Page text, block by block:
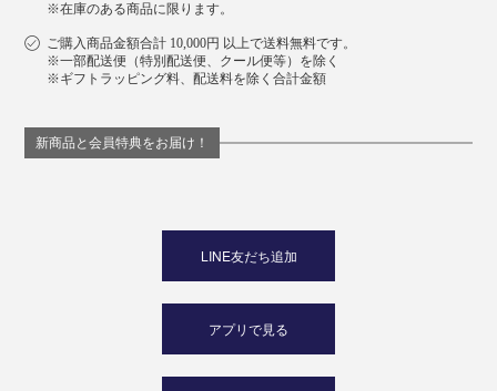
※在庫のある商品に限ります。
ご購入商品金額合計 10,000円 以上で送料無料です。
※一部配送便（特別配送便、クール便等）を除く
※ギフトラッピング料、配送料を除く合計金額
新商品と会員特典をお届け！
LINE友だち追加
アプリで見る